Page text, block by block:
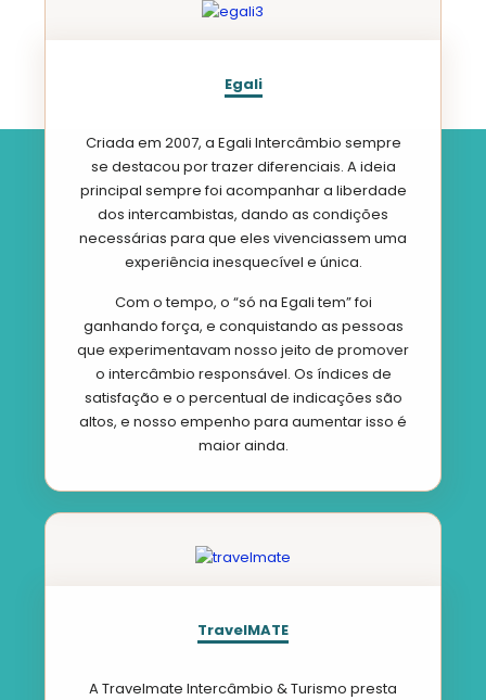
Egali
Criada em 2007, a Egali Intercâmbio sempre
se destacou por trazer diferenciais. A ideia
principal sempre foi acompanhar a liberdade
dos intercambistas, dando as condições
necessárias para que eles vivenciassem uma
experiência inesquecível e única.
Com o tempo, o “só na Egali tem” foi
ganhando força, e conquistando as pessoas
que experimentavam nosso jeito de promover
o intercâmbio responsável. Os índices de
satisfação e o percentual de indicações são
altos, e nosso empenho para aumentar isso é
maior ainda.
TravelMATE
A Travelmate Intercâmbio & Turismo presta